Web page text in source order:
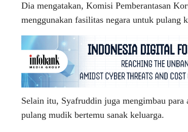
​​​​​​Dia mengatakan, Komisi Pemberantasan
menggunakan fasilitas negara untuk pulang
​​​​​Selain itu, Syafruddin juga mengimbau para
pulang mudik bertemu sanak keluarga.